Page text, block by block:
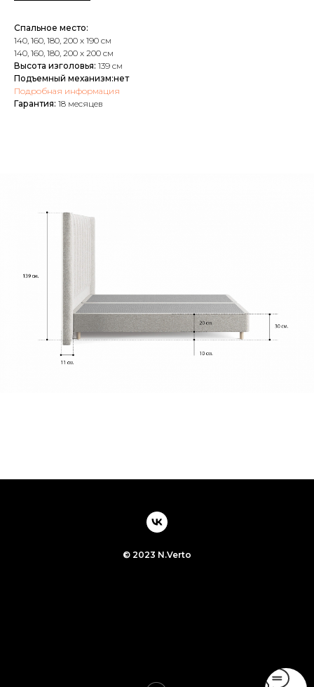
Спальное место:
140, 160, 180, 200 х 190 см
140, 160, 180, 200 х 200 см
Высота изголовья: 139 см
Подъемный механизм:нет
Подробная информация
Гарантия: 18 месяцев
© 2023 N.Verto